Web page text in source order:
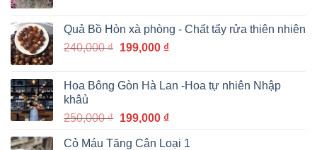
180,000 ₫.là:
160,000 ₫.
Quả Bồ Hòn xà phòng - Chất tẩy rửa thiên nhiên
240,000₫ Giá
240,000 ₫.
199,000 ₫Giá
là:
Hoa Bông Gòn Hà Lan -Hoa tự nhiên Nhập
khâủ
250,000₫ Giá
là:
199,000 ₫Giá
tại
Cỏ Máu Tăng Cân Loại 1